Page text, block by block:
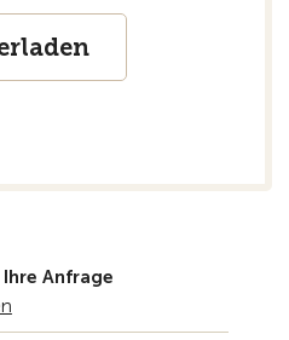
Ihre Anfrage